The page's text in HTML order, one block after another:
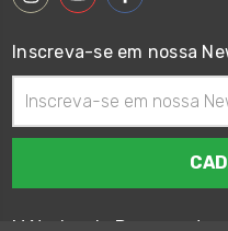
Inscreva-se em nossa
de
email